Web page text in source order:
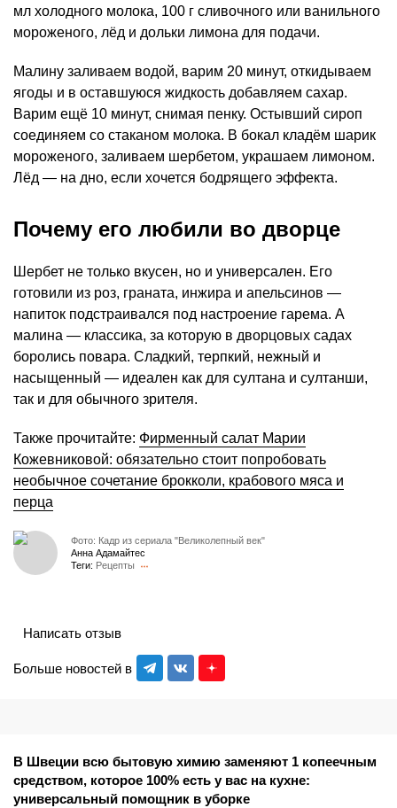
мл холодного молока, 100 г сливочного или ванильного
мороженого, лёд и дольки лимона для подачи.
Малину заливаем водой, варим 20 минут, откидываем
ягоды и в оставшуюся жидкость добавляем сахар.
Варим ещё 10 минут, снимая пенку. Остывший сироп
соединяем со стаканом молока. В бокал кладём шарик
мороженого, заливаем шербетом, украшаем лимоном.
Лёд — на дно, если хочется бодрящего эффекта.
Почему его любили во дворце
Шербет не только вкусен, но и универсален. Его
готовили из роз, граната, инжира и апельсинов —
напиток подстраивался под настроение гарема. А
малина — классика, за которую в дворцовых садах
боролись повара. Сладкий, терпкий, нежный и
насыщенный — идеален как для султана и султанши,
так и для обычного зрителя.
Также прочитайте: Фирменный салат Марии
Кожевниковой: обязательно стоит попробовать
необычное сочетание брокколи, крабового мяса и
перца
Фото: Кадр из сериала "Великолепный век"
Анна Адамайтес
Теги: Рецепты
Больше новостей в
Написать отзыв
В Швеции всю бытовую химию заменяют 1 копеечным
средством, которое 100% есть у вас на кухне:
универсальный помощник в уборке